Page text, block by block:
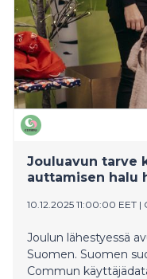
Ruokolahti.
Jouluavun tarve
auttamisen halu
10.12.2025 11:00:00 EET |
Joulun lähestyessä
Suomen. Suomen
Commun